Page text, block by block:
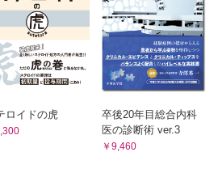
ロイドの虎
卒後20年目総合内科
医の診断術 ver.3
￥9,460